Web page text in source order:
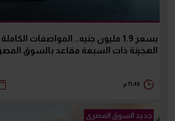
الهجينة ذات السبعة مقاعد بالسوق
11:40 م
جديد السوق المصرى